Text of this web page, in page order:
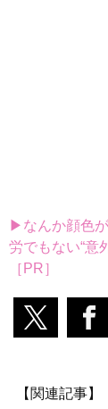
▶なんか顔色
労でもない“意
［PR］
【関連記事】